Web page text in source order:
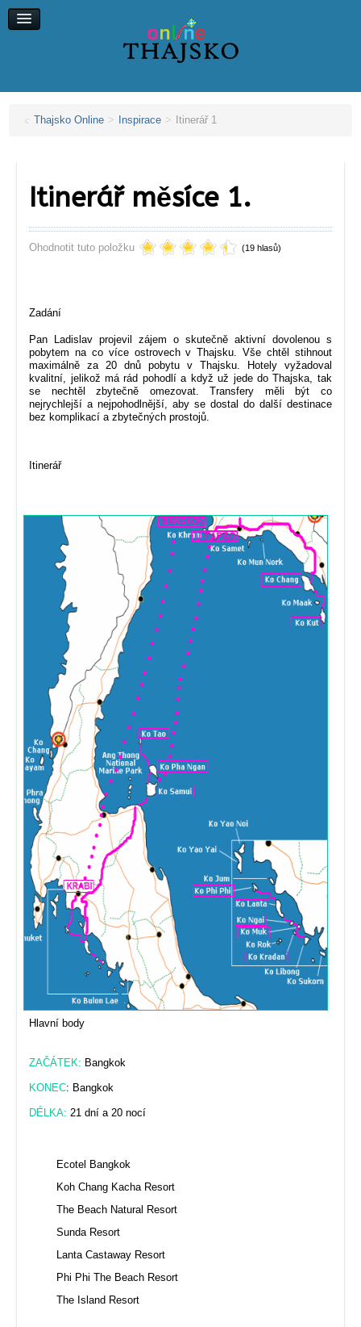
Thajsko Online > Inspirace > Itinerář 1
Itinerář měsíce 1.
Ohodnotit tuto položku (19 hlasů)
Zadání
Pan Ladislav projevil zájem o skutečně aktivní dovolenou s
pobytem na co více ostrovech v Thajsku. Vše chtěl stihnout
maximálně za 20 dnů pobytu v Thajsku. Hotely vyžadoval
kvalitní, jelikož má rád pohodlí a když už jede do Thajska, tak
se nechtěl zbytečně omezovat. Transfery měli být co
nejrychlejší a nejpohodlnější, aby se dostal do další destinace
bez komplikací a zbytečných prostojů.
Itinerář
Hlavní body
ZAČÁTEK: Bangkok
KONEC: Bangkok
DÉLKA: 21 dní a 20 nocí
Ecotel Bangkok
Koh Chang Kacha Resort
The Beach Natural Resort
Sunda Resort
Lanta Castaway Resort
Phi Phi The Beach Resort
The Island Resort